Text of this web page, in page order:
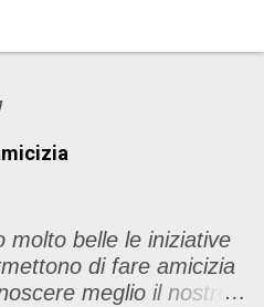
molto belle le iniziative
di fare amicizia
meglio il nostro